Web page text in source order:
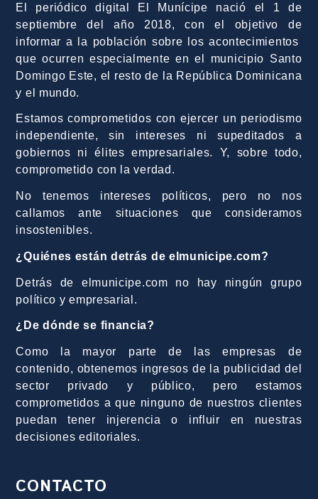
El periódico digital El Munícipe nació el 1 de
septiembre del año 2018, con el objetivo de
informar a la población sobre los acontecimientos
que ocurren especialmente en el municipio Santo
Domingo Este, el resto de la República Dominicana
y el mundo.
Estamos comprometidos con ejercer un periodismo
independiente, sin intereses ni supeditados a
gobiernos ni élites empresariales. Y, sobre todo,
comprometido con la verdad.
No tenemos intereses políticos, pero no nos
callamos ante situaciones que consideramos
insostenibles.
¿Quiénes están detrás de elmunicipe.com?
Detrás de elmunicipe.com no hay ningún grupo
político y empresarial.
¿De dónde se financia?
Como la mayor parte de las empresas de
contenido, obtenemos ingresos de la publicidad del
sector privado y público, pero estamos
comprometidos a que ninguno de nuestros clientes
puedan tener injerencia o influir en nuestras
decisiones editoriales.
CONTACTO